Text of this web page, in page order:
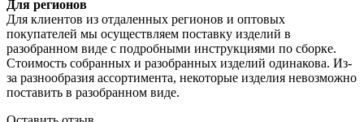
Для регионов
Для клиентов из отдаленных регионов и оптовых
покупателей мы осуществляем поставку изделий в
разобранном виде с подробными инструкциями по сборке.
Стоимость собранных и разобранных изделий одинакова. Из-
за разнообразия ассортимента, некоторые изделия невозможно
поставить в разобранном виде.